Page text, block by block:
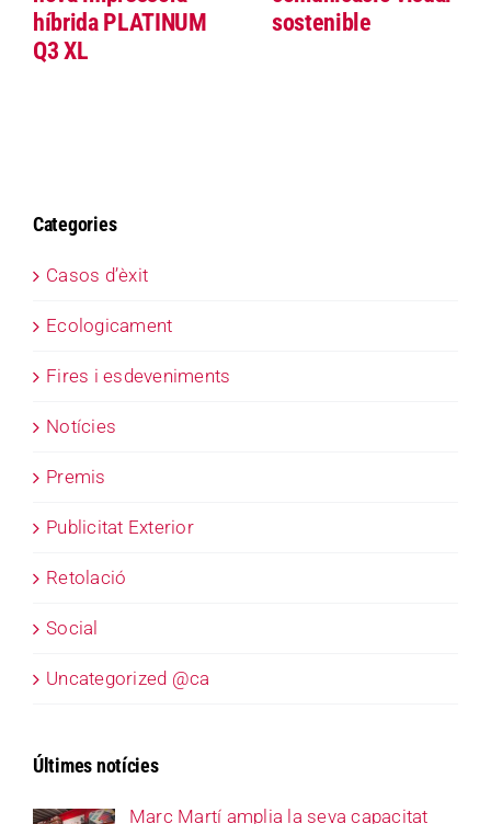
híbrida PLATINUM
Q3 XL
sostenible
Categories
Casos d’èxit
Ecologicament
Fires i esdeveniments
Notícies
Premis
Publicitat Exterior
Retolació
Social
Uncategorized @ca
Últimes notícies
Marc Martí amplia la seva capacitat